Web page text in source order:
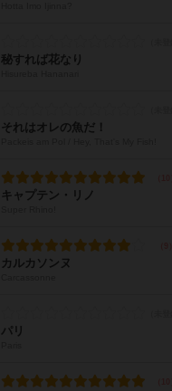
秘すれば花なり
それはオレの魚だ！
キャプテン・リノ
カルカソンヌ
パリ